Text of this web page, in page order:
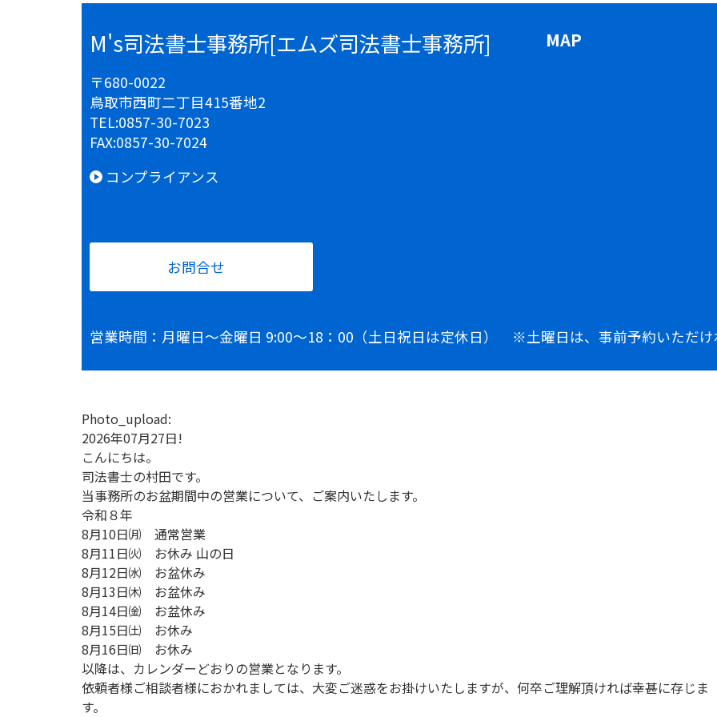
M's司法書士事務所[エムズ司法書士事務所]
〒680-0022
鳥取市西町二丁目415番地2
TEL:0857-30-7023
FAX:0857-30-7024
コンプライアンス
お問合せ
MAP
営業時間：月曜日～金曜日 9:00～18：00（土日祝日は定休日） ※土曜日は、事前予約いただけ
Photo_upload:
2026年07月27日!
こんにちは。
司法書士の村田です。
当事務所のお盆期間中の営業について、ご案内いたします。
令和８年
8月10日㈪ 通常営業
8月11日㈫ お休み 山の日
8月12日㈬ お盆休み
8月13日㈭ お盆休み
8月14日㈮ お盆休み
8月15日㈯ お休み
8月16日㈰ お休み
以降は、カレンダーどおりの営業となります。
依頼者様ご相談者様におかれましては、大変ご迷惑をお掛けいたしますが、何卒ご理解頂ければ幸甚に存じま
す。